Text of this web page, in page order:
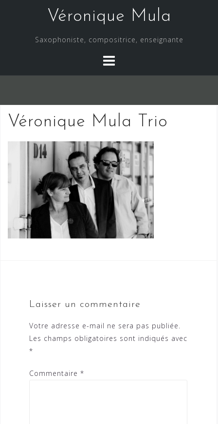
Véronique Mula
Saxophoniste, compositrice, enseignante
Véronique Mula Trio
Laisser un commentaire
Votre adresse e-mail ne sera pas publiée.
Les champs obligatoires sont indiqués avec
*
Commentaire *